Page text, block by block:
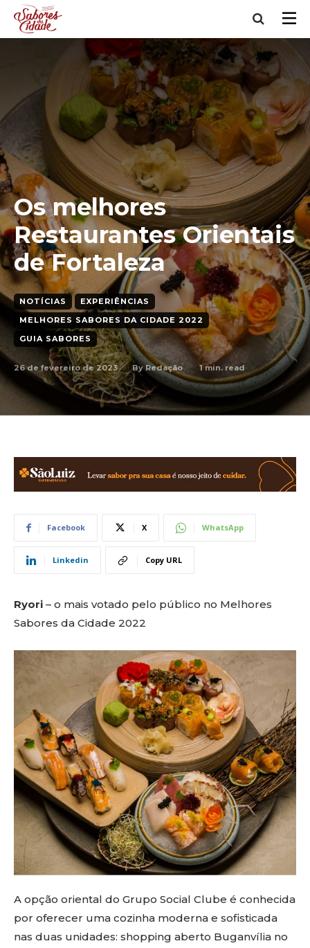
Os melhores
Restaurantes Orientais
de Fortaleza
NOTÍCIAS
EXPERIÊNCIAS
MELHORES SABORES DA CIDADE 2022
GUIA SABORES
26 de fevereiro de 2023 By Redação 1min. read
Facebook X WhatsApp
Linkedin Copy URL
Ryori – o mais votado pelo público no Melhores
Sabores da Cidade 2022
A opção oriental do Grupo Social Clube é conhecida
por oferecer uma cozinha moderna e sofisticada
nas duas unidades: shopping aberto Buganvília no